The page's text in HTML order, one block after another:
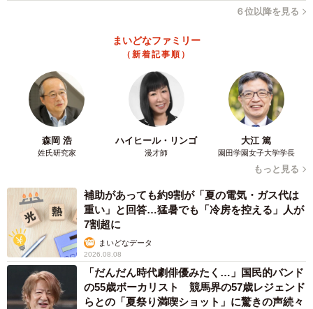
６位以降を見る
まいどなファミリー
（新着記事順）
森岡 浩
姓氏研究家
ハイヒール・リンゴ
漫才師
大江 篤
園田学園女子大学学長
もっと見る
補助があっても約9割が「夏の電気・ガス代は
重い」と回答…猛暑でも「冷房を控える」人が
7割超に
まいどなデータ
2026.08.08
「だんだん時代劇俳優みたく…」国民的バンド
の55歳ボーカリスト 競馬界の57歳レジェンド
らとの「夏祭り満喫ショット」に驚きの声続々